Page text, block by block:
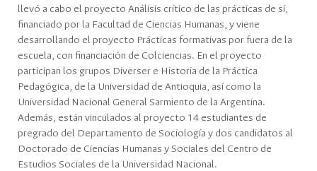
llevó a cabo el proyecto Análisis crítico de las prácticas de sí,
financiado por la Facultad de Ciencias Humanas, y viene
desarrollando el proyecto Prácticas formativas por fuera de la
escuela, con financiación de Colciencias. En el proyecto
participan los grupos Diverser e Historia de la Práctica
Pedagógica, de la Universidad de Antioquia, así como la
Universidad Nacional General Sarmiento de la Argentina.
Además, están vinculados al proyecto 14 estudiantes de
pregrado del Departamento de Sociología y dos candidatos al
Doctorado de Ciencias Humanas y Sociales del Centro de
Estudios Sociales de la Universidad Nacional.